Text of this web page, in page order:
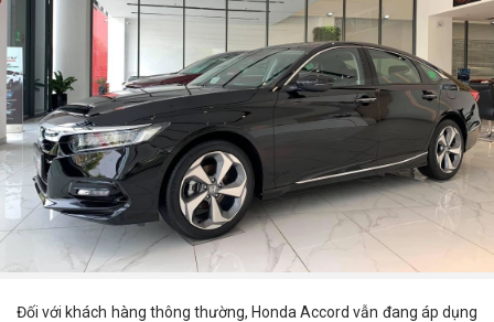
Đối với khách hàng thông thường, Honda Accord vẫn đang áp dụng